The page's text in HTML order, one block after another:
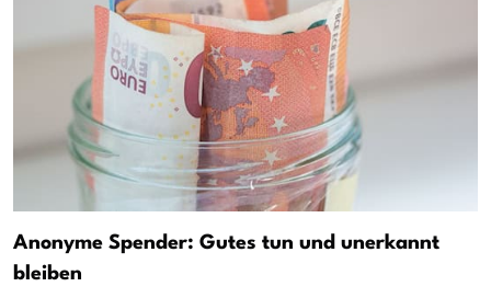
Anonyme Spender: Gutes tun und unerkannt
bleiben